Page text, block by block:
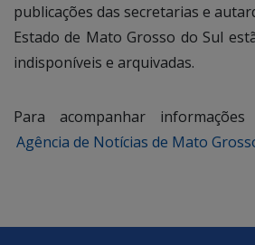
publicações das secretarias e
Estado de Mato Grosso do Sul
indisponíveis e arquivadas.
Para acompanhar
Agência de Notícias de Mato